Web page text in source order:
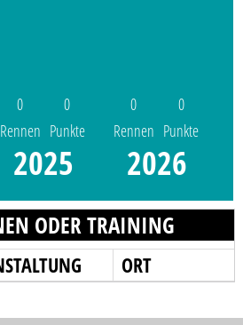
0
Rennen
0
Punkte
2025
0
Rennen
0
Punkte
2026
ODER TRAINING
ORT